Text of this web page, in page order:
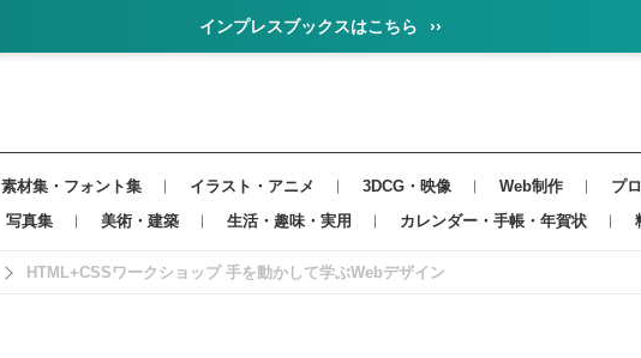
インプレスブックスはこちら ››
素材集・フォント集 イラスト・アニメ 3DCG・映像 Web制作 プ
写真集 美術・建築 生活・趣味・実用 カレンダー・手帳・年賀状
HTML+CSSワークショップ 手を動かして学ぶWebデザイン